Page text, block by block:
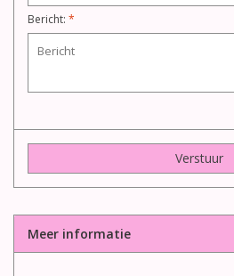
Bericht: *
Verstuur
Meer informatie